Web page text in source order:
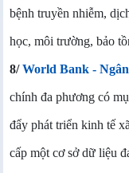
bệnh truyền nhiễm,
học, môi trường, bảo
8/World Bank -
chính đa phương có
đẩy phát triển kinh tế
cấp một cơ sở dữ liệu